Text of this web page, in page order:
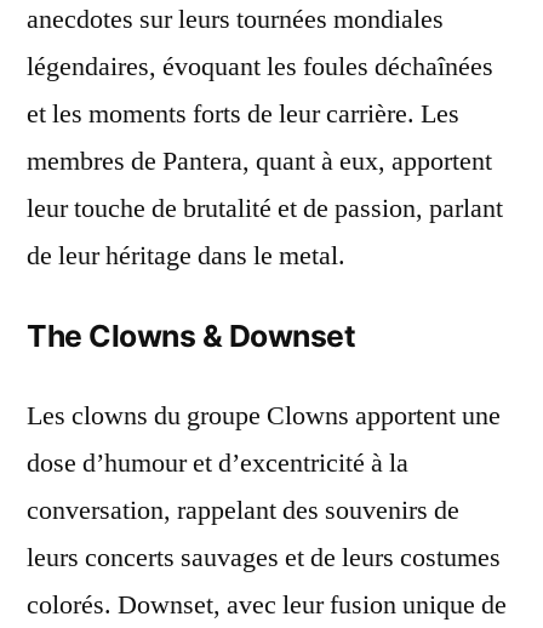
anecdotes sur leurs tournées mondiales
légendaires, évoquant les foules déchaînées
et les moments forts de leur carrière. Les
membres de Pantera, quant à eux, apportent
leur touche de brutalité et de passion, parlant
de leur héritage dans le metal.
The Clowns & Downset
Les clowns du groupe Clowns apportent une
dose d’humour et d’excentricité à la
conversation, rappelant des souvenirs de
leurs concerts sauvages et de leurs costumes
colorés. Downset, avec leur fusion unique de